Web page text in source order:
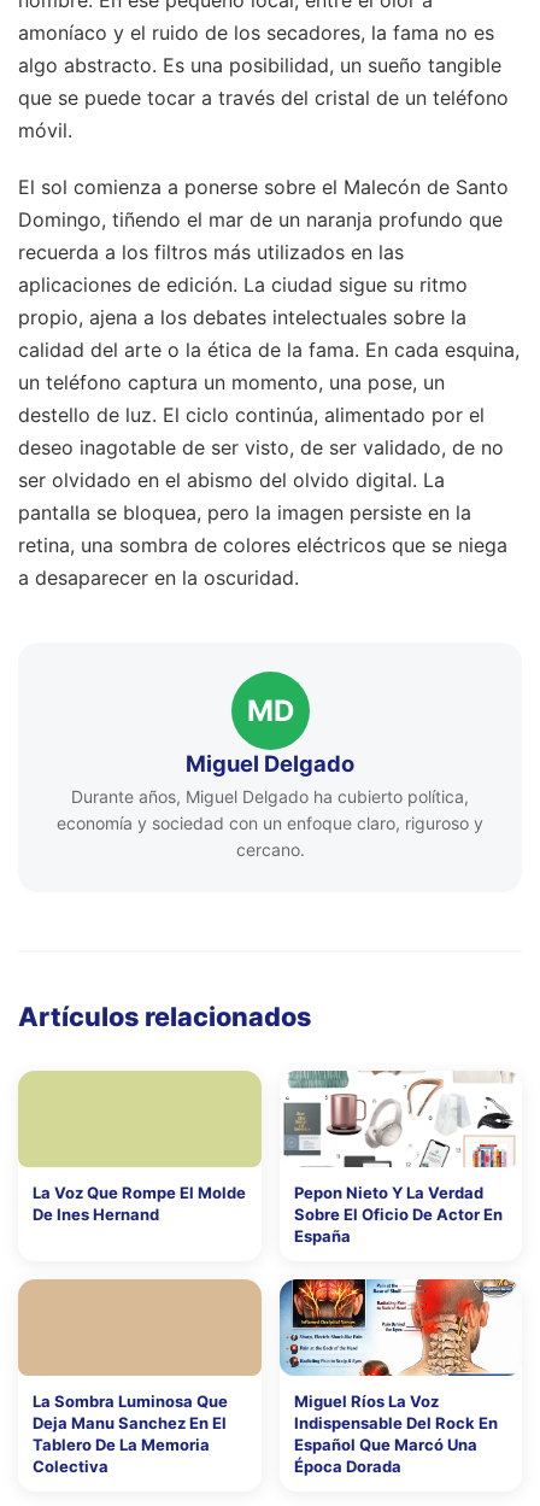
amoníaco y el ruido de los secadores, la fama no es
algo abstracto. Es una posibilidad, un sueño tangible
que se puede tocar a través del cristal de un teléfono
móvil.
El sol comienza a ponerse sobre el Malecón de Santo
Domingo, tiñendo el mar de un naranja profundo que
recuerda a los filtros más utilizados en las
aplicaciones de edición. La ciudad sigue su ritmo
propio, ajena a los debates intelectuales sobre la
calidad del arte o la ética de la fama. En cada esquina,
un teléfono captura un momento, una pose, un
destello de luz. El ciclo continúa, alimentado por el
deseo inagotable de ser visto, de ser validado, de no
ser olvidado en el abismo del olvido digital. La
pantalla se bloquea, pero la imagen persiste en la
retina, una sombra de colores eléctricos que se niega
a desaparecer en la oscuridad.
MD
Miguel Delgado
Durante años, Miguel Delgado ha cubierto política,
economía y sociedad con un enfoque claro, riguroso y
cercano.
Artículos relacionados
La Voz Que Rompe El Molde
De Ines Hernand
Pepon Nieto Y La Verdad
Sobre El Oficio De Actor En
España
La Sombra Luminosa Que
Deja Manu Sanchez En El
Tablero De La Memoria
Colectiva
Miguel Ríos La Voz
Indispensable Del Rock En
Español Que Marcó Una
Época Dorada